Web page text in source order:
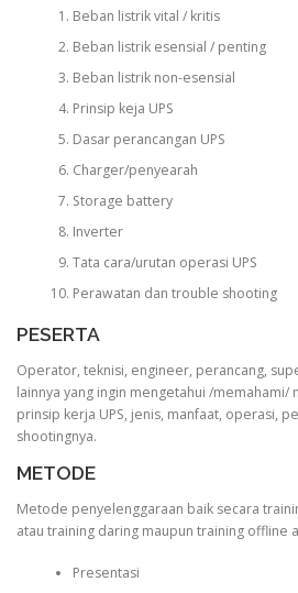
Beban listrik vital / kritis
Beban listrik esensial / penting
Beban listrik non-esensial
Prinsip keja UPS
Dasar perancangan UPS
Charger/penyearah
Storage battery
Inverter
Tata cara/urutan operasi UPS
Perawatan dan trouble shooting
PESERTA
Operator, teknisi, engineer, perancang,
lainnya yang ingin mengetahui /memahami/
prinsip kerja UPS, jenis, manfaat, operasi,
shootingnya.
METODE
Metode penyelenggaraan baik secara
atau training daring maupun training offline
Presentasi